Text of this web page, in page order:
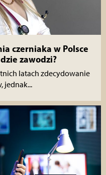
czerniaka w Polsce
zawodzi?
latach zdecydowanie
jednak...